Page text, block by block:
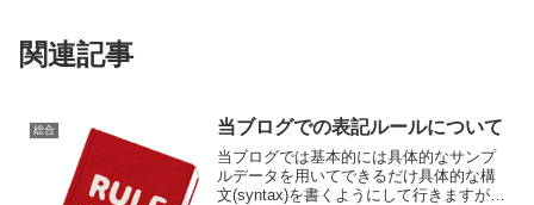
関連記事
総合 当ブログでの表記ルールについて
当ブログでは基本的には具体的なサンプ
ルデータを用いてできるだけ具体的な構
文(syntax)を書くようにして行きますが、